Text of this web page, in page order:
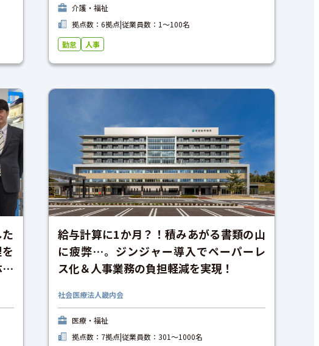
介護・福祉
拠点数：6拠点|従業員数：1〜100名
勤怠
人事
給与計算に1か月？！積みあがる書類の山
に疲弊…。ジンジャー導入でペーパーレ
ス化＆人事業務の負担軽減を実現！
社会医療法人畿内会
医療・福祉
拠点数：7拠点|従業員数：301〜1000名